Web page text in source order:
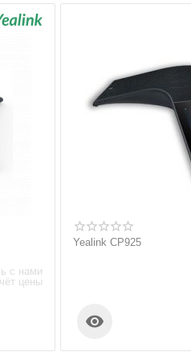
с нами
цены
Yealink CP925
